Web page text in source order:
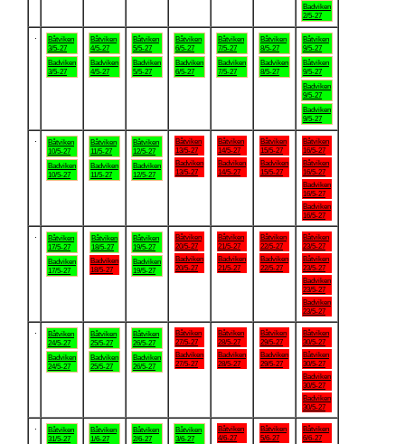
Badviken
2/5-27
Båtviken
3/5-27
Badviken
3/5-27
Båtviken
4/5-27
Badviken
4/5-27
Båtviken
5/5-27
Badviken
5/5-27
Båtviken
6/5-27
Badviken
6/5-27
Båtviken
7/5-27
Badviken
7/5-27
Båtviken
8/5-27
Badviken
8/5-27
Båtviken
9/5-27
Båtviken
9/5-27
Badviken
9/5-27
Badviken
9/5-27
Båtviken
10/5-27
Badviken
10/5-27
Båtviken
11/5-27
Badviken
11/5-27
Båtviken
12/5-27
Badviken
12/5-27
Båtviken
13/5-27
Badviken
13/5-27
Båtviken
14/5-27
Badviken
14/5-27
Båtviken
15/5-27
Badviken
15/5-27
Båtviken
16/5-27
Båtviken
16/5-27
Badviken
16/5-27
Badviken
16/5-27
Båtviken
17/5-27
Badviken
17/5-27
Båtviken
18/5-27
Badviken
18/5-27
Båtviken
19/5-27
Badviken
19/5-27
Båtviken
20/5-27
Badviken
20/5-27
Båtviken
21/5-27
Badviken
21/5-27
Båtviken
22/5-27
Badviken
22/5-27
Båtviken
23/5-27
Båtviken
23/5-27
Badviken
23/5-27
Badviken
23/5-27
Båtviken
24/5-27
Badviken
24/5-27
Båtviken
25/5-27
Badviken
25/5-27
Båtviken
26/5-27
Badviken
26/5-27
Båtviken
27/5-27
Badviken
27/5-27
Båtviken
28/5-27
Badviken
28/5-27
Båtviken
29/5-27
Badviken
29/5-27
Båtviken
30/5-27
Båtviken
30/5-27
Badviken
30/5-27
Badviken
30/5-27
Båtviken
31/5-27
Båtviken
1/6-27
Båtviken
2/6-27
Båtviken
3/6-27
Båtviken
4/6-27
Båtviken
5/6-27
Båtviken
6/6-27